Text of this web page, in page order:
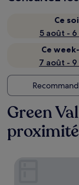
Ce
5 août -
Ce
7 août -
Green